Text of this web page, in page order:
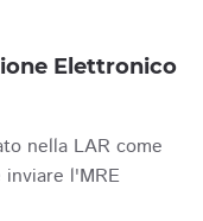
Elettronico
nella LAR come
l'MRE